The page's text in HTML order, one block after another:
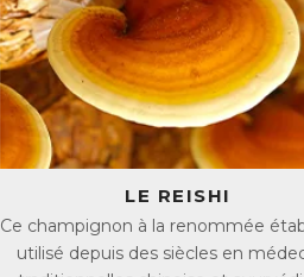
LE REISHI
Ce champignon à la renommée
utilisé depuis des siècles en